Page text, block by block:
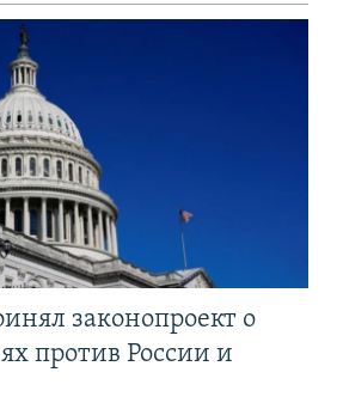
законопроект о
против России и